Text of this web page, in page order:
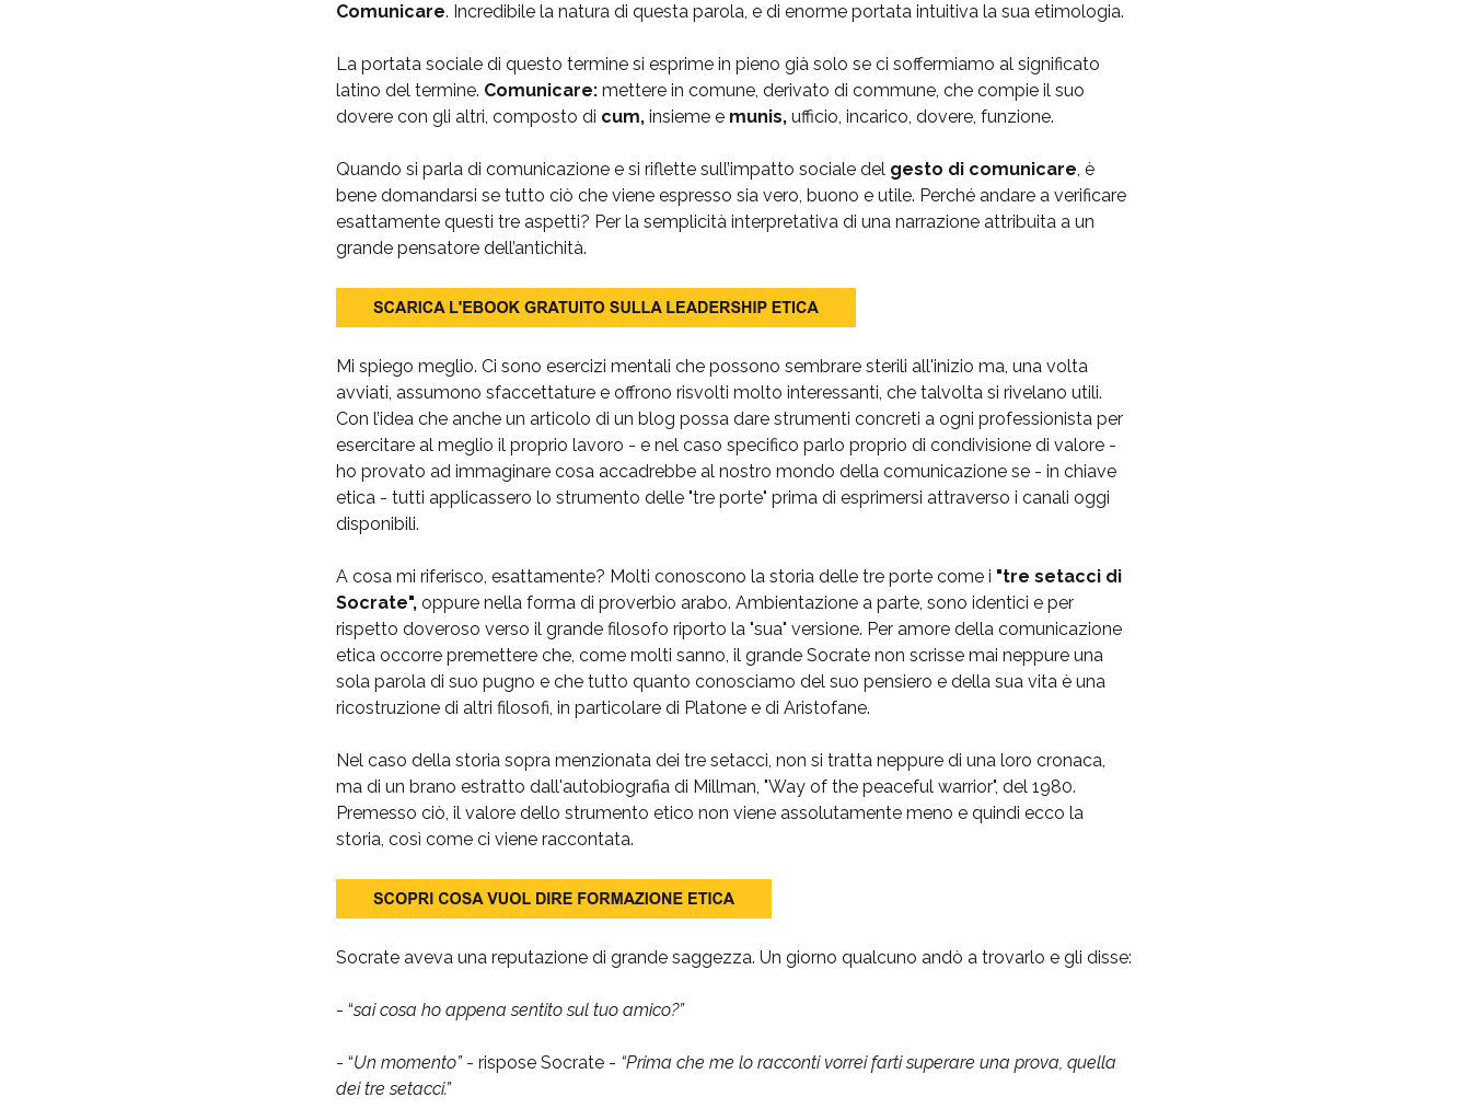
Comunicare. Incredibile la natura di questa parola, e di enorme portata intuitiva la sua etimologia.
La portata sociale di questo termine si esprime in pieno già solo se ci soffermiamo al significato
latino del termine. Comunicare: mettere in comune, derivato di commune, che compie il suo
dovere con gli altri, composto di cum, insieme e munis, ufficio, incarico, dovere, funzione.
Quando si parla di comunicazione e si riflette sull’impatto sociale del gesto di comunicare, è
bene domandarsi se tutto ciò che viene espresso sia vero, buono e utile. Perché andare a verificare
esattamente questi tre aspetti? Per la semplicità interpretativa di una narrazione attribuita a un
grande pensatore dell’antichità.
Mi spiego meglio. Ci sono esercizi mentali che possono sembrare sterili all'inizio ma, una volta
avviati, assumono sfaccettature e offrono risvolti molto interessanti, che talvolta si rivelano utili.
Con l’idea che anche un articolo di un blog possa dare strumenti concreti a ogni professionista per
esercitare al meglio il proprio lavoro - e nel caso specifico parlo proprio di condivisione di valore -
ho provato ad immaginare cosa accadrebbe al nostro mondo della comunicazione se - in chiave
etica - tutti applicassero lo strumento delle "tre porte" prima di esprimersi attraverso i canali oggi
disponibili.
A cosa mi riferisco, esattamente? Molti conoscono la storia delle tre porte come i "tre setacci di
Socrate", oppure nella forma di proverbio arabo. Ambientazione a parte, sono identici e per
rispetto doveroso verso il grande filosofo riporto la "sua" versione. Per amore della comunicazione
etica occorre premettere che, come molti sanno, il grande Socrate non scrisse mai neppure una
sola parola di suo pugno e che tutto quanto conosciamo del suo pensiero e della sua vita è una
ricostruzione di altri filosofi, in particolare di Platone e di Aristofane.
Nel caso della storia sopra menzionata dei tre setacci, non si tratta neppure di una loro cronaca,
ma di un brano estratto dall'autobiografia di Millman, "Way of the peaceful warrior", del 1980.
Premesso ciò, il valore dello strumento etico non viene assolutamente meno e quindi ecco la
storia, così come ci viene raccontata.
Socrate aveva una reputazione di grande saggezza. Un giorno qualcuno andò a trovarlo e gli disse:
- “sai cosa ho appena sentito sul tuo amico?”
- “Un momento”- rispose Socrate - “Prima che me lo racconti vorrei farti superare una prova, quella
dei tre setacci.”